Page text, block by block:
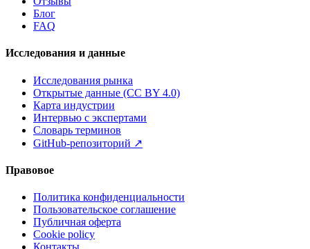
Блог
FAQ
Исследования и данные
Исследования рынка
Открытые данные (CC BY 4.0)
Карта индустрии
Интервью с экспертами
Словарь терминов
GitHub-репозиторий ↗
Правовое
Политика конфиденциальности
Пользовательское соглашение
Публичная оферта
Cookie policy
Контакты